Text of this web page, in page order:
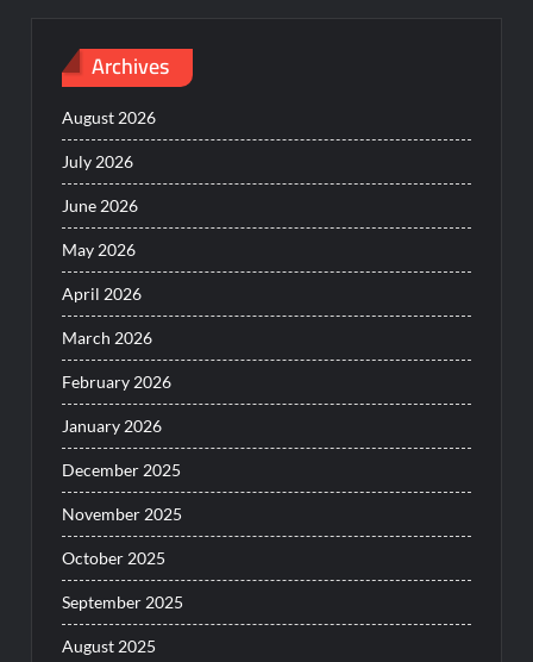
Archives
August 2026
July 2026
June 2026
May 2026
April 2026
March 2026
February 2026
January 2026
December 2025
November 2025
October 2025
September 2025
August 2025